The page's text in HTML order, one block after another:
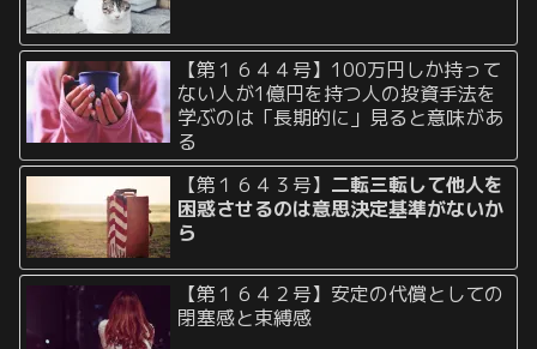
【第１６４４号】100万円しか持って
ない人が1億円を持つ人の投資手法を
学ぶのは「長期的に」見ると意味があ
る
【第１６４３号】 二転三転して他人を
困惑させるのは意思決定基準がないか
ら
【第１６４２号】安定の代償としての
閉塞感と束縛感